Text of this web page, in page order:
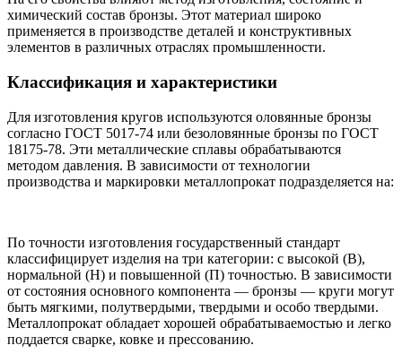
химический состав бронзы. Этот материал широко
применяется в производстве деталей и конструктивных
элементов в различных отраслях промышленности.
Классификация и характеристики
Для изготовления кругов используются оловянные бронзы
согласно ГОСТ 5017-74 или безоловянные бронзы по ГОСТ
18175-78. Эти металлические сплавы обрабатываются
методом давления. В зависимости от технологии
производства и маркировки металлопрокат подразделяется на:
По точности изготовления государственный стандарт
классифицирует изделия на три категории: с высокой (В),
нормальной (Н) и повышенной (П) точностью. В зависимости
от состояния основного компонента — бронзы — круги могут
быть мягкими, полутвердыми, твердыми и особо твердыми.
Металлопрокат обладает хорошей обрабатываемостью и легко
поддается сварке, ковке и прессованию.